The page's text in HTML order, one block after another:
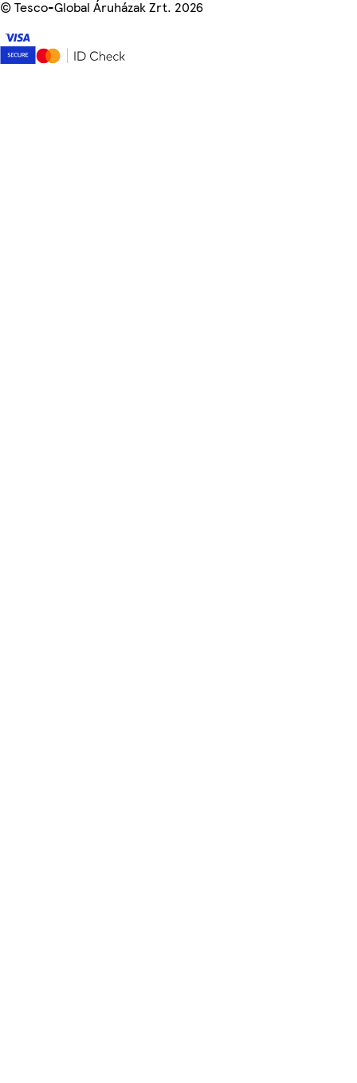
©Tesco-Global Áruházak Zrt. 2026